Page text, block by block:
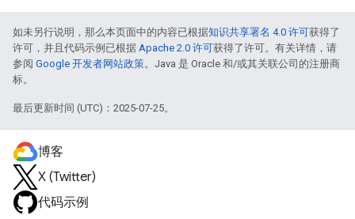
如未另行说明，那么本页面中的内容已根据知识共享署名 4.0 许可获得了
许可，并且代码示例已根据 Apache 2.0 许可获得了许可。有关详情，请
参阅 Google 开发者网站政策。Java 是 Oracle 和/或其关联公司的注册商
标。
最后更新时间 (UTC)：2025-07-25。
博客
X (Twitter)
代码示例